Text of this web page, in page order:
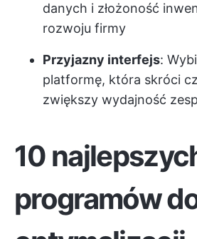
danych i złożoność
rozwoju firmy
Przyjazny interfejs:
platformę, która skróci
zwiększy wydajność
10
programów